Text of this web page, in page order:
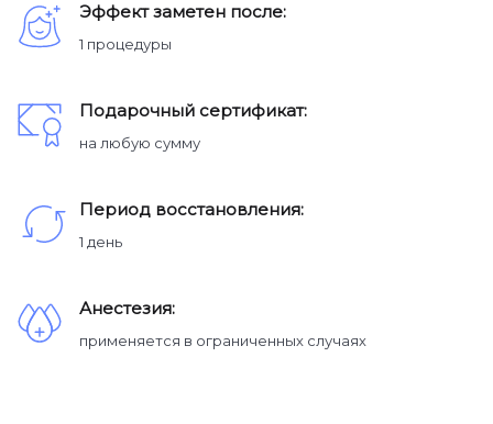
Эффект заметен после:
1 процедуры
Подарочный сертификат:
на любую сумму
Период восстановления:
1 день
Анестезия:
применяется в ограниченных случаях